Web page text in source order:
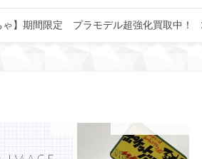
ゃ】期間限定 プラモデル超強化買取中！